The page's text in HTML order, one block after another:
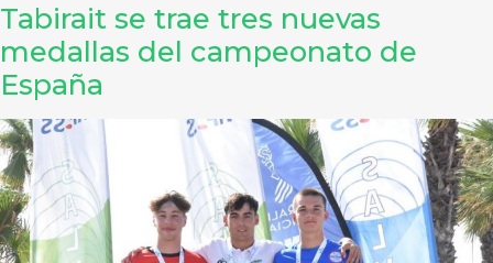
Tabirait se trae tres nuevas
medallas del campeonato de
España